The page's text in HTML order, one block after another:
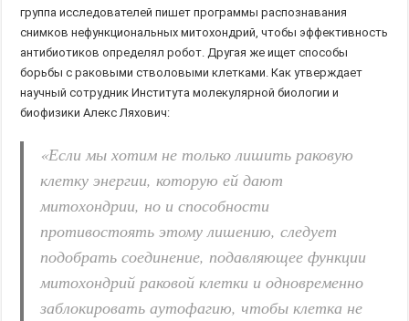
группа исследователей пишет программы распознавания
снимков нефункциональных митохондрий, чтобы эффективность
антибиотиков определял робот. Другая же ищет способы
борьбы с раковыми стволовыми клетками. Как утверждает
научный сотрудник Института молекулярной биологии и
биофизики Алекс Ляхович:
«Если мы хотим не только лишить раковую
клетку энергии, которую ей дают
митохондрии, но и способности
противостоять этому лишению, следует
подобрать соединение, подавляющее функции
митохондрий раковой клетки и одновременно
заблокировать аутофагию, чтобы клетка не